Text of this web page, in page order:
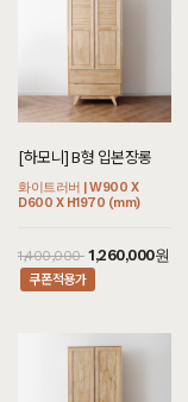
[하모니] B형 입본장롱
화이트러버 | W900 X
D600 X H1970 (mm)
1,400,000 1,260,000원
쿠폰적용가